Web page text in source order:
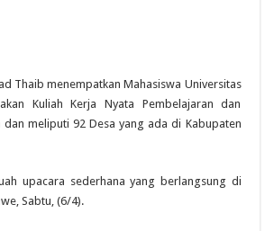
Thaib menempatkan Mahasiswa Universitas
Kuliah Kerja Nyata Pembelajaran dan
dan meliputi 92 Desa yang ada di Kabupaten
upacara sederhana yang berlangsung di
Sabtu, (6/4).